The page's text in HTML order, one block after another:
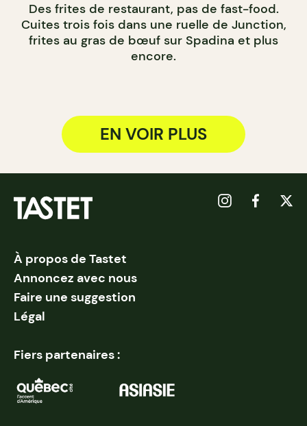
Des frites de restaurant, pas de fast-food.
Cuites trois fois dans une ruelle de Junction,
frites au gras de bœuf sur Spadina et plus
encore.
EN VOIR PLUS
À propos de Tastet
Annoncez avec nous
Faire une suggestion
Légal
Fiers partenaires :